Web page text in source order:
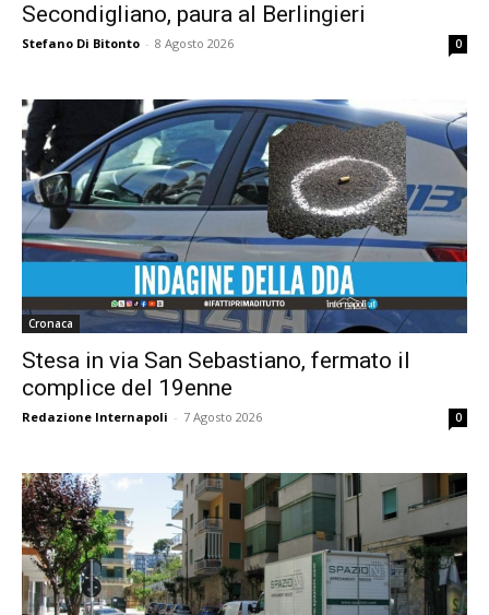
Secondigliano, paura al Berlingieri
Stefano Di Bitonto - 8 Agosto 2026 0
Cronaca
Stesa in via San Sebastiano, fermato il
complice del 19enne
Redazione Internapoli - 7 Agosto 2026 0